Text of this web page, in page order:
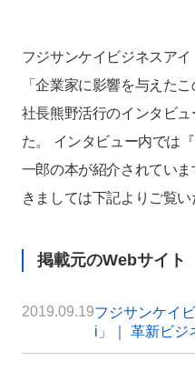
フジサンケイビジネスア
「企業家に影響を与えた
社長熊野活行のインタビ
た。 インタビュー内では
一郎の本が紹介されてい
きましては下記よりご覧い
掲載元のWebサイト
2019.09.19フジサンケイ
i」｜ 革新ビジ